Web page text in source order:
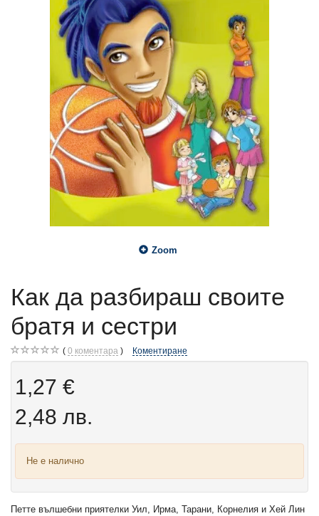
Zoom
Как да разбираш своите
братя и сестри
0 коментара Коментиране
1,27 €
2,48 лв.
Не е налично
Петте вълшебни приятелки Уил, Ирма, Тарани, Корнелия и Хей Лин